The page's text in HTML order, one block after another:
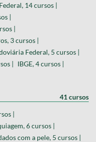
14 cursos |
|
|
3 cursos |
Federal, 5 cursos |
| IBGE, 4 cursos |
41 cursos
|
6 cursos |
com a pele, 5 cursos |